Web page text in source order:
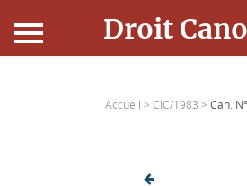
Droit
Accueil > CIC/1983 > Can.